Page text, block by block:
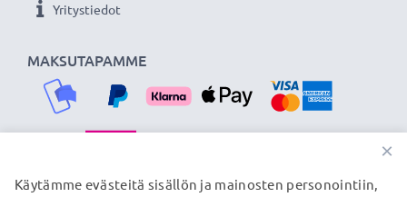
MAKSUTAPAMME
Yritystiedot
TOIMITUSKUMPPANIMME
×
Käytämme evästeitä sisällön ja mainosten personointiin,